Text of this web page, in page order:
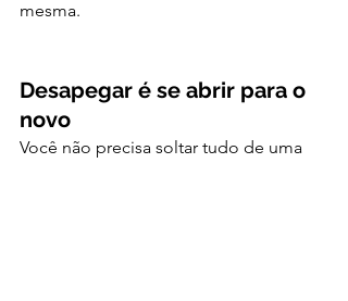
mesma.
Desapegar é se abrir para o
novo
Você não precisa soltar tudo de uma